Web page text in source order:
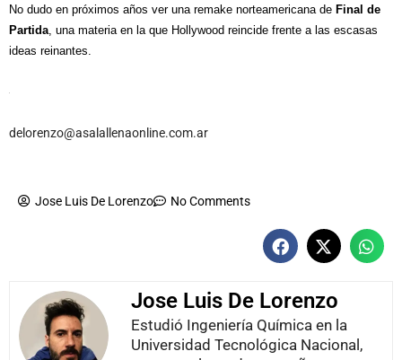
No dudo en próximos años ver una remake norteamericana de Final de
Partida , una materia en la que Hollywood reincide frente a las escasas
ideas reinantes.
delorenzo@asalallenaonline.com.ar
Jose Luis De Lorenzo No Comments
Jose Luis De Lorenzo
Estudió Ingeniería Química en la
Universidad Tecnológica Nacional,